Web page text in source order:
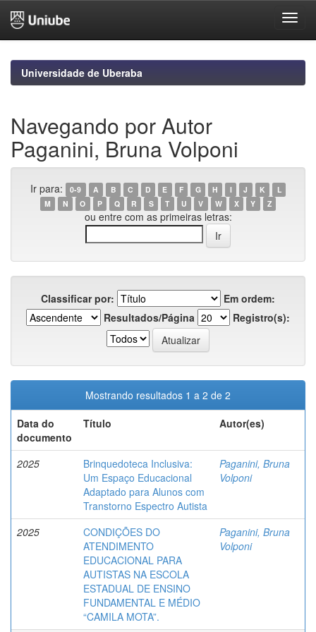
navigationUniversidade de Uberaba
Navegando por Autor
Paganini, Bruna Volponi
Ir para: 0-9 A B C D E F G H I J K
L
M
N O P Q R S T U V W X Y Z
ou entre com as primeiras letras:
Classificar por:
Em ordem:
Resultados/Página
Registro(s):
Mostrando resultados 1 a 2 de 2
Data do
documento
Título Autor(es)
2025
Brinquedoteca Inclusiva:
Um Espaço Educacional
Adaptado para Alunos com
Transtorno Espectro Autista
Paganini, Bruna
Volponi
2025
CONDIÇÕES DO
ATENDIMENTO
EDUCACIONAL PARA
AUTISTAS NA ESCOLA
ESTADUAL DE ENSINO
FUNDAMENTAL E MÉDIO
“CAMILA MOTA”.
Paganini, Bruna
Volponi